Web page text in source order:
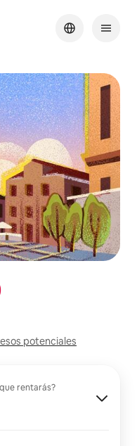
potenciales
rentarás?